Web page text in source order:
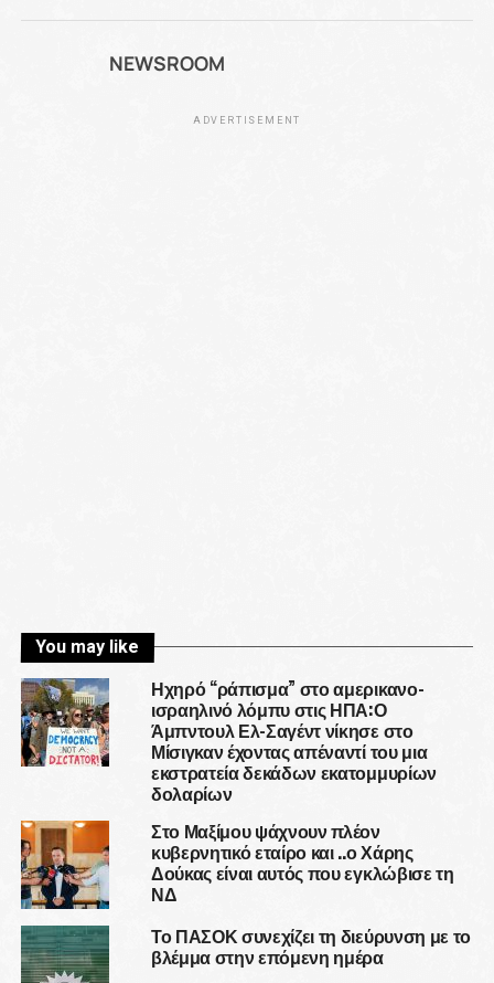
NEWSROOM
ADVERTISEMENT
You may like
Ηχηρό “ράπισμα” στο αμερικανο-
ισραηλινό λόμπυ στις ΗΠΑ:Ο
Άμπντουλ Ελ-Σαγέντ νίκησε στο
Μίσιγκαν έχοντας απέναντί του μια
εκστρατεία δεκάδων εκατομμυρίων
δολαρίων
Στο Μαξίμου ψάχνουν πλέον
κυβερνητικό εταίρο και ..ο Χάρης
Δούκας είναι αυτός που εγκλώβισε τη
ΝΔ
Το ΠΑΣΟΚ συνεχίζει τη διεύρυνση με το
βλέμμα στην επόμενη ημέρα